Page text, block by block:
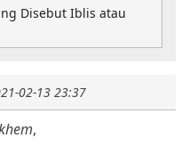
02-13 23:37
,
Disebut Iblis atau